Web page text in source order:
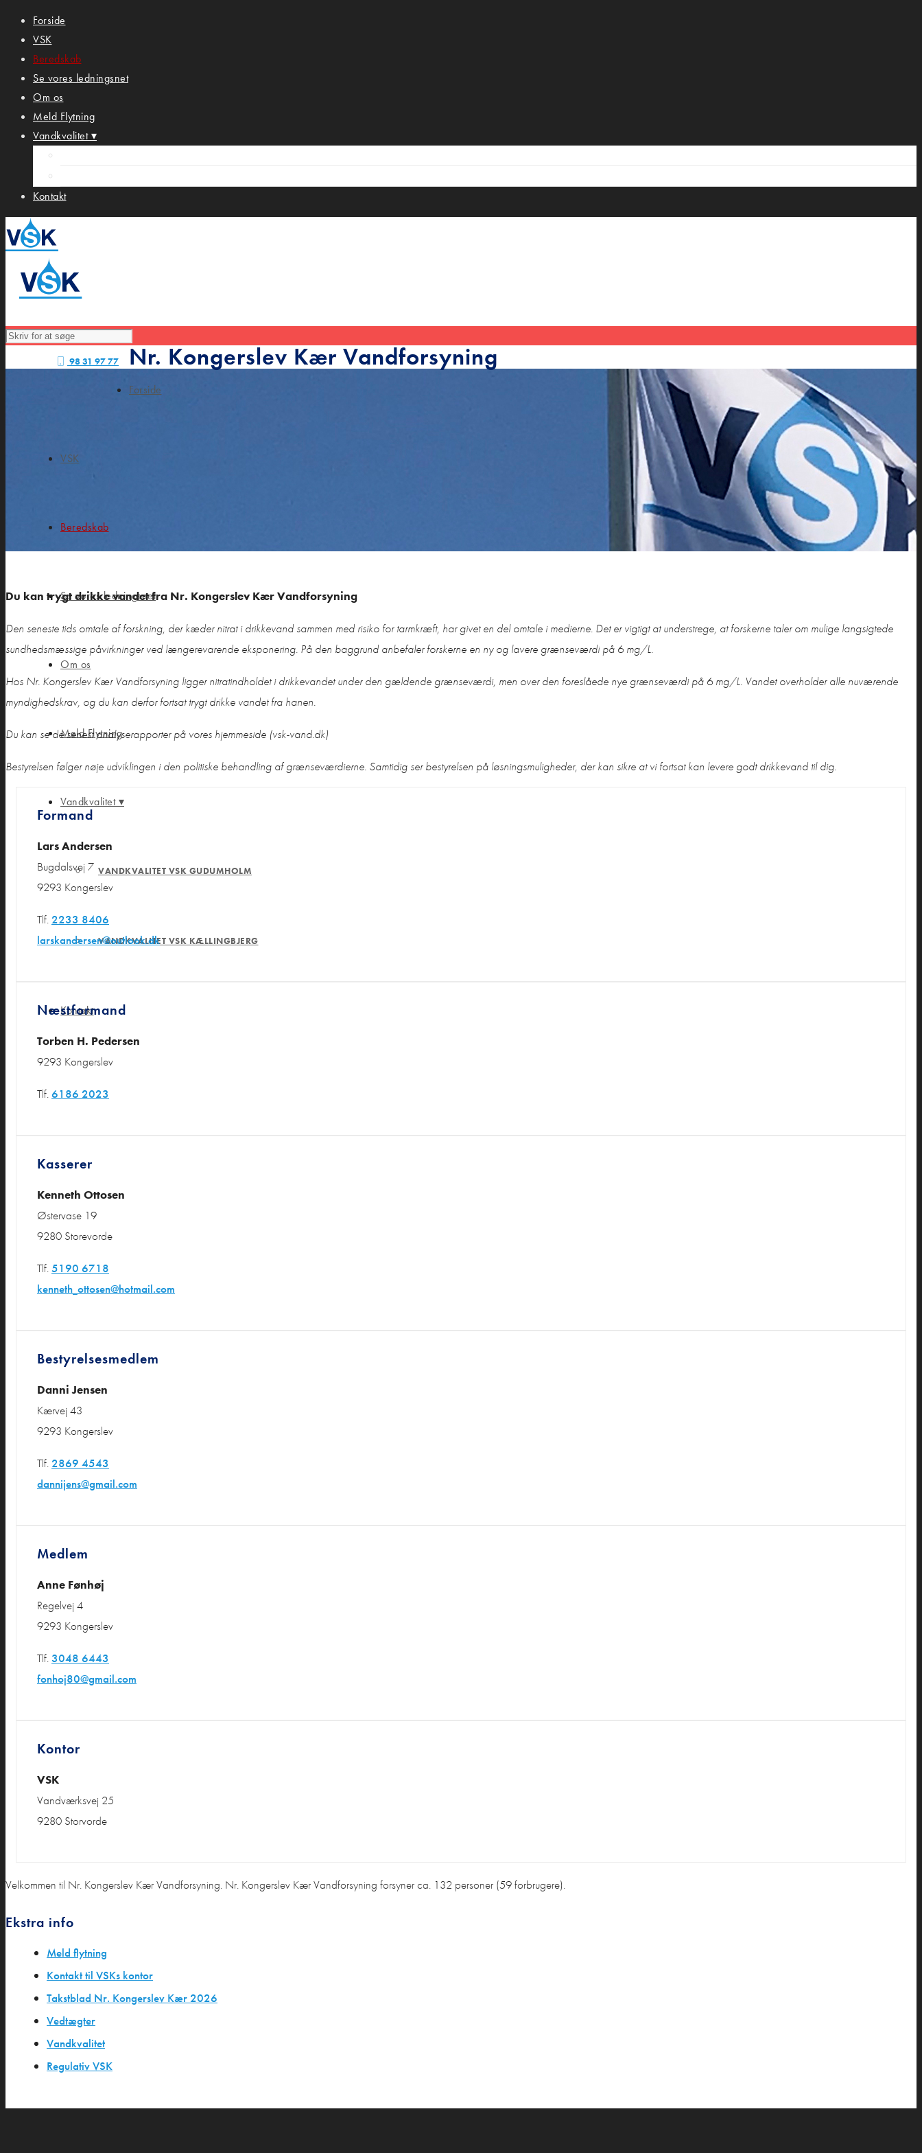
Forside
VSK
Beredskab
Se vores ledningsnet
Om os
Meld Flytning
Vandkvalitet ▾
Kontakt
98 31 97 77
Forside
VSK
Beredskab
Se vores ledningsnet
Om os
Meld Flytning
Vandkvalitet ▾
VANDKVALITET VSK GUDUMHOLM
VANDKVALITET VSK KÆLLINGBJERG
Kontakt
Nr. Kongerslev Kær Vandforsyning
Du kan trygt drikke vandet fra Nr. Kongerslev Kær Vandforsyning
Den seneste tids omtale af forskning, der kæder nitrat i drikkevand sammen med risiko for tarmkræft, har givet en del omtale i medierne. Det er vigtigt at understrege, at forskerne taler om mulige langsigtede
sundhedsmæssige påvirkninger ved længerevarende eksponering. På den baggrund anbefaler forskerne en ny og lavere grænseværdi på 6 mg/L.
Hos Nr. Kongerslev Kær Vandforsyning ligger nitratindholdet i drikkevandet under den gældende grænseværdi, men over den foreslåede nye grænseværdi på 6 mg/L. Vandet overholder alle nuværende
myndighedskrav, og du kan derfor fortsat trygt drikke vandet fra hanen.
Du kan se de senest analyserapporter på vores hjemmeside (vsk-vand.dk)
Bestyrelsen følger nøje udviklingen i den politiske behandling af grænseværdierne. Samtidig ser bestyrelsen på løsningsmuligheder, der kan sikre at vi fortsat kan levere godt drikkevand til dig.
Formand
Lars Andersen
Bugdalsvej 7
9293 Kongerslev
Tlf.2233 8406
larskandersen@outlook.dk
Næstformand
Torben H. Pedersen
9293 Kongerslev
Tlf.6186 2023
Kasserer
Kenneth Ottosen
Østervase 19
9280 Storevorde
Tlf.5190 6718
kenneth_ottosen@hotmail.com
Bestyrelsesmedlem
Danni Jensen
Kærvej 43
9293 Kongerslev
Tlf.2869 4543
dannijens@gmail.com
Medlem
Anne Fønhøj
Regelvej 4
9293 Kongerslev
Tlf. 3048 6443
fonhoj80@gmail.com
Kontor
VSK
Vandværksvej 25
9280 Storvorde
Velkommen til Nr. Kongerslev Kær Vandforsyning. Nr. Kongerslev Kær Vandforsyning forsyner ca. 132 personer (59 forbrugere).
Ekstra info
Meld flytning
Kontakt til VSKs kontor
Takstblad Nr. Kongerslev Kær 2026
Vedtægter
Vandkvalitet
Regulativ VSK